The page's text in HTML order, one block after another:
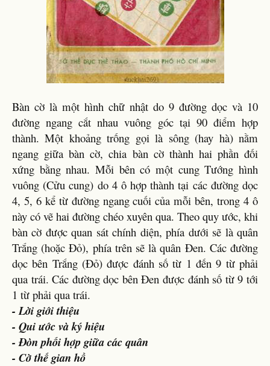
Bàn cờ là một hình chữ nhật do 9 đường dọc và 10
đường ngang cắt nhau vuông góc tại 90 điểm hợp
thành. Một khoảng trống gọi là sông (hay hà) nằm
ngang giữa bàn cờ, chia bàn cờ thành hai phần đối
xứng bằng nhau. Mỗi bên có một cung Tướng hình
vuông (Cửu cung) do 4 ô hợp thành tại các đường dọc
4, 5, 6 kể từ đường ngang cuối của mỗi bên, trong 4 ô
này có vẽ hai đường chéo xuyên qua. Theo quy ước, khi
bàn cờ được quan sát chính diện, phía dưới sẽ là quân
Trắng (hoặc Đỏ), phía trên sẽ là quân Đen. Các đường
dọc bên Trắng (Đỏ) được đánh số từ 1 đến 9 từ phải
qua trái. Các đường dọc bên Đen được đánh số từ 9 tới
1 từ phải qua trái.
- Lời giới thiệu
- Qui ước và ký hiệu
- Đòn phối hợp giữa các quân
- Cờ thế gian hồ